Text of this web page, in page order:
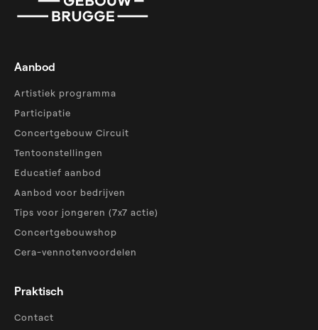
Aanbod
Artistiek programma
Participatie
Concertgebouw Circuit
Tentoonstellingen
Educatief aanbod
Aanbod voor bedrijven
Tips voor jongeren (7x7 actie)
Concertgebouwshop
Cera-vennotenvoordelen
Praktisch
Contact